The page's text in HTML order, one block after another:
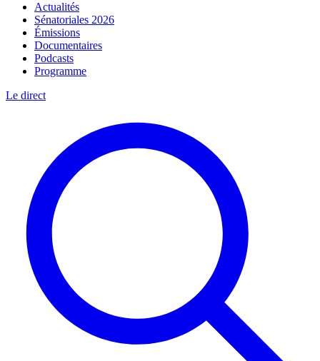
Actualités
Sénatoriales 2026
Émissions
Documentaires
Podcasts
Programme
Le direct